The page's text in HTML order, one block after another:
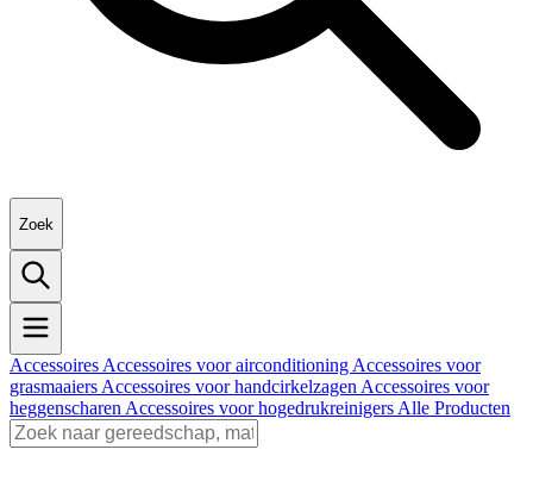
Zoek
Accessoires Accessoires voor airconditioning Accessoires voor
grasmaaiers Accessoires voor handcirkelzagen Accessoires voor
heggenscharen Accessoires voor hogedrukreinigers Alle Producten